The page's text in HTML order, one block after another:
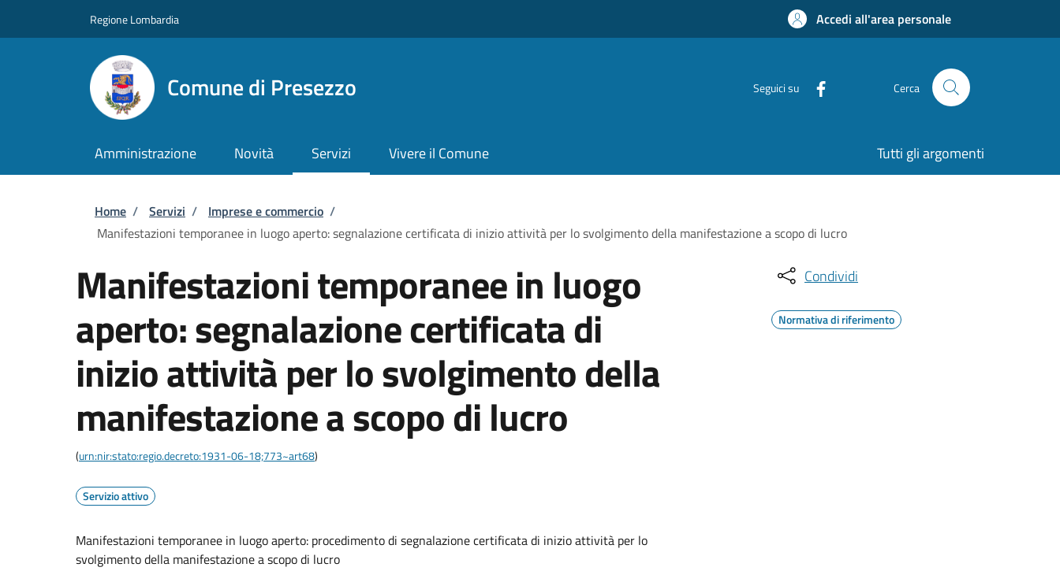
Regione Lombardia Accedi all'area personale
Comune di Presezzo Seguici su Cerca
Amministrazione Novità Servizi Vivere il Comune Tutti gli argomenti
Briciole di pane
Home / Servizi / Imprese e commercio /
Manifestazioni temporanee in luogo aperto: segnalazione certificata di inizio attività per lo svolgimento della manifestazione a scopo di lucro
Manifestazioni temporanee in luogo
aperto: segnalazione certificata di
inizio attività per lo svolgimento della
manifestazione a scopo di lucro
(urn:nir:stato:regio.decreto:1931-06-18;773~art68)
Servizio attivo
Manifestazioni temporanee in luogo aperto: procedimento di segnalazione certificata di inizio attività per lo
svolgimento della manifestazione a scopo di lucro
Condividi
Normativa di riferimento